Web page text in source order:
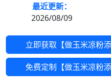
最近更新：
2026/08/09
立即获取【做玉米凉粉
免费定制【做玉米凉粉